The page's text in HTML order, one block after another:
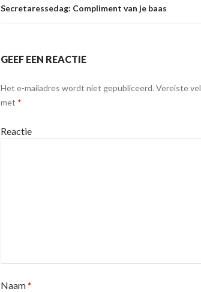
Secretaressedag: Compliment van je baas
GEEF EEN REACTIE
Het e-mailadres wordt niet gepubliceerd. Vereiste
met *
Reactie
Naam*